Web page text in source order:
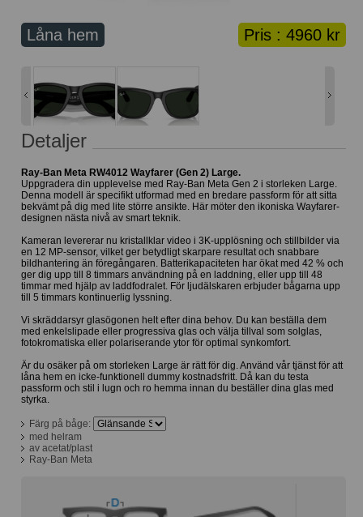
Solglasögon med styrka
Varukorg: 0 varor
Pris : 4960 kr
Låna hem
Detaljer
Ray-Ban Meta RW4012 Wayfarer (Gen 2) Large.
Uppgradera din upplevelse med Ray-Ban Meta Gen 2 i storleken Large.
Denna modell är specifikt utformad med en bredare passform för att sitta
bekvämt på dig med lite större ansikte. Här möter den ikoniska Wayfarer-
designen nästa nivå av smart teknik.
Kameran levererar nu kristallklar video i 3K-upplösning och stillbilder via
en 12 MP-sensor, vilket ger betydligt skarpare resultat och snabbare
bildhantering än föregångaren. Batterikapaciteten har ökat med 42 % och
ger dig upp till 8 timmars användning på en laddning, eller upp till 48
timmar med hjälp av laddfodralet. För ljudälskaren erbjuder bågarna upp
till 5 timmars kontinuerlig lyssning.
Vi skräddarsyr glasögonen helt efter dina behov. Du kan beställa dem
med enkelslipade eller progressiva glas och välja tillval som solglas,
fotokromatiska eller polariserande ytor för optimal synkomfort.
Är du osäker på om storleken Large är rätt för dig. Använd vår tjänst för att
låna hem en icke-funktionell dummy kostnadsfritt. Då kan du testa
passform och stil i lugn och ro hemma innan du beställer dina glas med
styrka.
Färg på båge:
med helram
av acetat/plast
Ray-Ban Meta